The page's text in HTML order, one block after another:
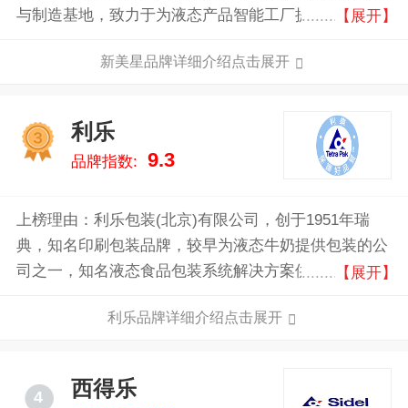
与制造基地，致力于为液态产品智能工厂提供产存一体
料、乳品、酒类、调味品和日化品五大领域，为全球用
机器人、智能立体仓库等成套智能装备及全面解决方
案。
【展开】
新美星品牌详细介绍点击展开
利乐
品牌指数: 9.3
上榜理由：利乐包装(北京)有限公司，创于1951年瑞
典，知名印刷包装品牌，较早为液态牛奶提供包装的公
司之一，知名液态食品包装系统解决方案供应商，全球
【展开】
利乐品牌详细介绍点击展开
4 西得乐